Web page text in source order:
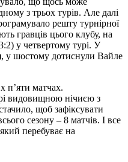
з трьох турів. Але далі
решту турнірної
гравців цього клубу, на
у четвертому турі. У
у шостому дотиснули Вайле
п’яти матчах.
видовищною нічиєю з
щоб зафіксувати
сезону – 8 матчів. І все
перебуває на